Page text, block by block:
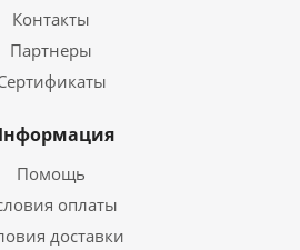
Контакты
Партнеры
Помощь
оплаты
доставки